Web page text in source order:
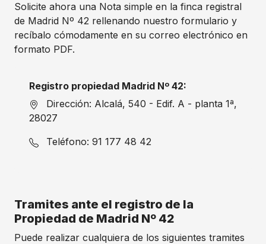
Solicite ahora una Nota simple en la finca registral
de Madrid Nº 42 rellenando nuestro formulario y
recíbalo cómodamente en su correo electrónico en
formato PDF.
Registro propiedad Madrid Nº 42:
Dirección: Alcalá, 540 - Edif. A - planta 1ª,
28027
Teléfono: 91 177 48 42
Tramites ante el registro de la
Propiedad de Madrid Nº 42
Puede realizar cualquiera de los siguientes tramites